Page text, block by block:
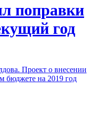
поправки
год
Проект о внесении
бюджете на 2019 год